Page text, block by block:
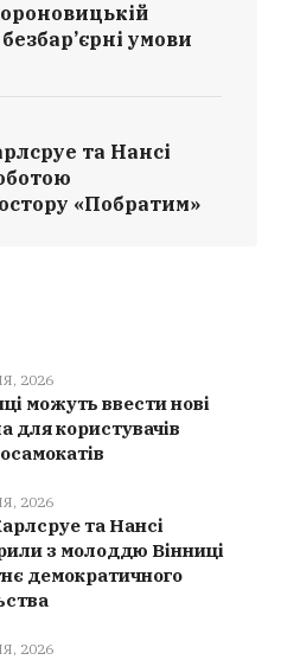
умови
та Нансі
«Побратим»
2026
можуть ввести нові
для користувачів
2026
та Нансі
з молоддю Вінниці
демократичного
2026